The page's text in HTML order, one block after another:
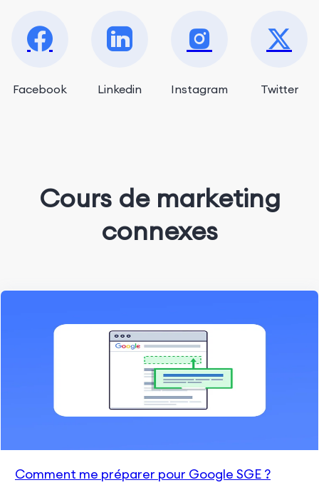
Facebook Linkedin Instagram Twitter
Cours de marketing
connexes
Comment me préparer pour Google SGE ?